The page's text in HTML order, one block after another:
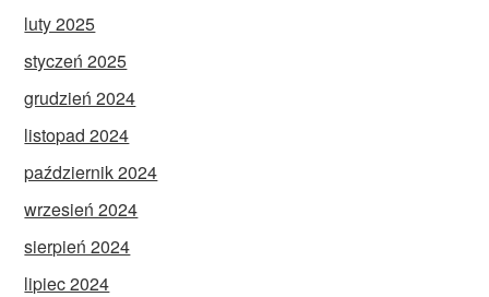
luty 2025
styczeń 2025
grudzień 2024
listopad 2024
październik 2024
wrzesień 2024
sierpień 2024
lipiec 2024